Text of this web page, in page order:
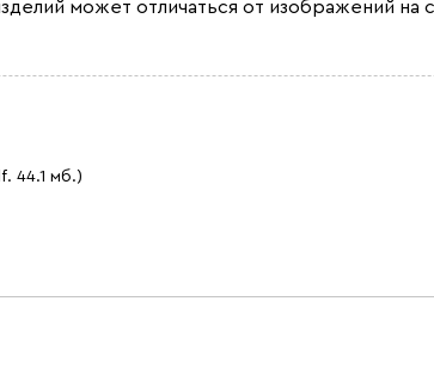
может отличаться от изображений на
44.1 мб.)